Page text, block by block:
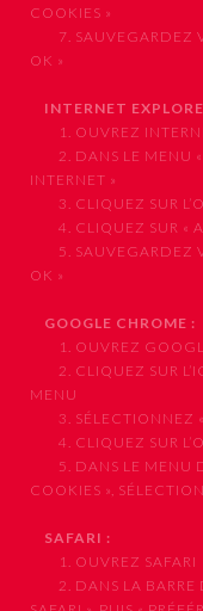
COOKIES »
7. SAUVEGARDEZ
OK »
INTERNET
1. OUVREZ
2. DANS LE MENU «
INTERNET »
3. CLIQUEZ SUR
4. CLIQUEZ SUR «
5. SAUVEGARDEZ
OK »
GOOGLE CHROME :
1. OUVREZ
2. CLIQUEZ SUR
MENU
3. SÉLECTIONNEZ «
4. CLIQUEZ SUR
5. DANS LE MENU
COOKIES »,
SAFARI :
1. OUVREZ SAFARI
2. DANS LA BARRE